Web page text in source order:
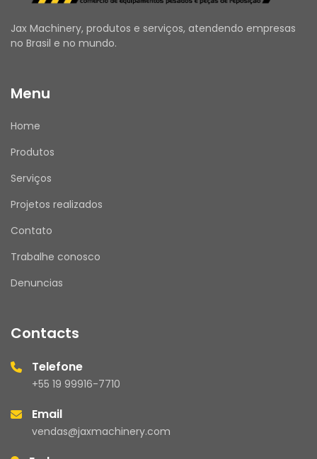
Jax Machinery, produtos e serviços, atendendo empresas
no Brasil e no mundo.
Menu
Home
Produtos
Serviços
Projetos realizados
Contato
Trabalhe conosco
Denuncias
Contacts
Telefone
+55 19 99916-7710
Email
vendas@jaxmachinery.com